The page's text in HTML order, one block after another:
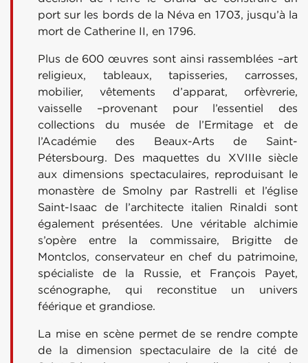
port sur les bords de la Néva en 1703, jusqu’à la
mort de Catherine II, en 1796.
Plus de 600 œuvres sont ainsi rassemblées –art
religieux, tableaux, tapisseries, carrosses,
mobilier, vêtements d’apparat, orfèvrerie,
vaisselle –provenant pour l’essentiel des
collections du musée de l’Ermitage et de
l’Académie des Beaux-Arts de Saint-
Pétersbourg. Des maquettes du XVIIIe siècle
aux dimensions spectaculaires, reproduisant le
monastère de Smolny par Rastrelli et l’église
Saint-Isaac de l’architecte italien Rinaldi sont
également présentées. Une véritable alchimie
s’opère entre la commissaire, Brigitte de
Montclos, conservateur en chef du patrimoine,
spécialiste de la Russie, et François Payet,
scénographe, qui reconstitue un univers
féérique et grandiose.
La mise en scène permet de se rendre compte
de la dimension spectaculaire de la cité de